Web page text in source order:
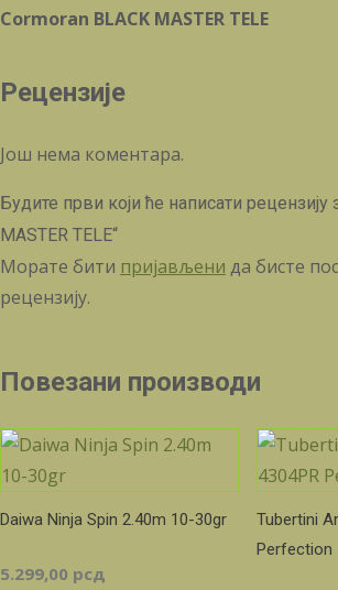
Cormoran BLACK MASTER TELE
Рецензије
Још нема коментара.
Будите први који ће написати рецензију
MASTER TELE“
Морате бити пријављени да бисте
рецензију.
Повезани производи
Daiwa Ninja Spin 2.40m 10-30gr
5.299,00 рсд
Tubertini
Perfection